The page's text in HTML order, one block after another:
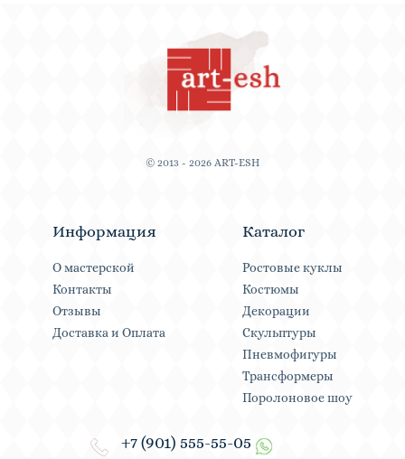
© 2013 - 2026 ART-ESH
Информация
О мастерской
Контакты
Отзывы
Доставка и Оплата
Каталог
Ростовые куклы
Костюмы
Декорации
Скульптуры
Пневмофигуры
Трансформеры
Поролоновое шоу
+7 (901) 555-55-05